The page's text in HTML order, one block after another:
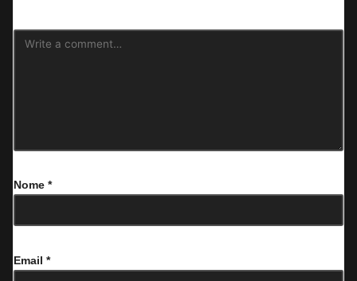
Nome *
Email *